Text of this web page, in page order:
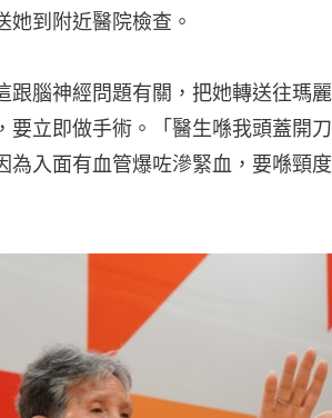
她到附近醫院檢查。
跟腦神經問題有關，把她轉送往瑪
要立即做手術。「醫生喺我頭蓋開
為入面有血管爆咗滲緊血，要喺頸